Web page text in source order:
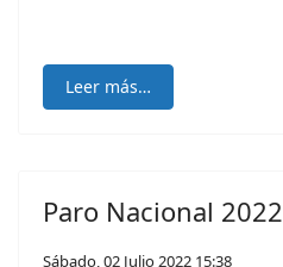
Leer más…
Paro Nacional 2022
Sábado, 02 Julio 2022 15:38